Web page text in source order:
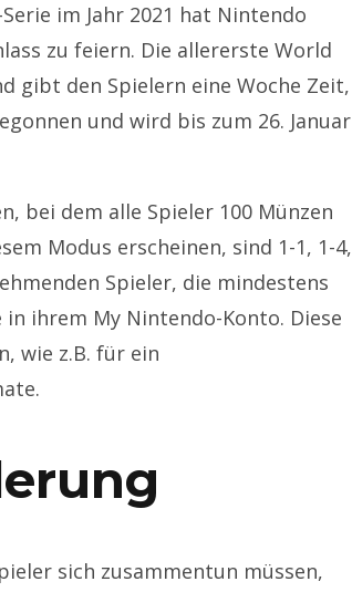
im Jahr 2021 hat Nintendo
zu feiern. Die allererste World
gibt den Spielern eine Woche Zeit,
und wird bis zum 26. Januar
bei dem alle Spieler 100 Münzen
Modus erscheinen, sind 1-1, 1-4,
Spieler, die mindestens
ihrem My Nintendo-Konto. Diese
wie z.B. für ein
sich zusammentun müssen,